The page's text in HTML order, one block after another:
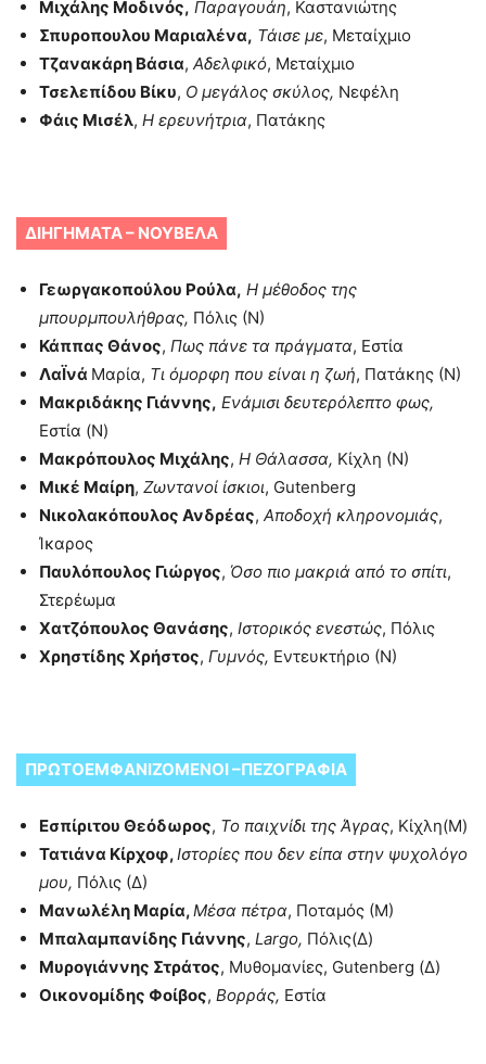
Μιχάλης Μοδινός, Παραγουάη, Καστανιώτης
Σπυροπουλου Μαριαλένα, Τάισε με, Μεταίχμιο
Τζανακάρη Βάσια, Αδελφικό, Μεταίχμιο
Τσελεπίδου Βίκυ, Ο μεγάλος σκύλος, Νεφέλη
Φάις Μισέλ, Η ερευνήτρια, Πατάκης
ΔΙΗΓΗΜΑΤΑ – ΝΟΥΒΕΛΑ
Γεωργακοπούλου Ρούλα, Η μέθοδος της
μπουρμπουλήθρας, Πόλις (Ν)
Κάππας Θάνος, Πως πάνε τα πράγματα, Εστία
ΛαΪνά Μαρία, Τι όμορφη που είναι η ζωή, Πατάκης (Ν)
Μακριδάκης Γιάννης, Ενάμισι δευτερόλεπτο φως,
Εστία (N)
Μακρόπουλος Μιχάλης, Η Θάλασσα, Κίχλη (Ν)
Μικέ Μαίρη, Ζωντανοί ίσκιοι, Gutenberg
Νικολακόπουλος Ανδρέας, Αποδοχή κληρονομιάς,
Ίκαρος
Παυλόπουλος Γιώργος, Όσο πιο μακριά από το σπίτι,
Στερέωμα
Χατζόπουλος Θανάσης, Ιστορικός ενεστώς, Πόλις
Χρηστίδης Χρήστος, Γυμνός, Εντευκτήριο (Ν)
ΠΡΩΤΟΕΜΦΑΝΙΖΟΜΕΝΟΙ –ΠΕΖΟΓΡΑΦΙΑ
Εσπίριτου Θεόδωρος, Το παιχνίδι της Άγρας, Κίχλη(Μ)
Τατιάνα Κίρχοφ,Ιστορίες που δεν είπα στην ψυχολόγο
μου, Πόλις (Δ)
Μανωλέλη Μαρία,Μέσα πέτρα, Ποταμός (Μ)
Μπαλαμπανίδης Γιάννης, Largo, Πόλις(Δ)
Μυρογιάννης Στράτoς, Μυθομανίες, Gutenberg (Δ)
Οικονομίδης Φοίβος, Βορράς, Εστία